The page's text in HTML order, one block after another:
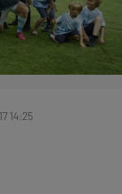
14:25